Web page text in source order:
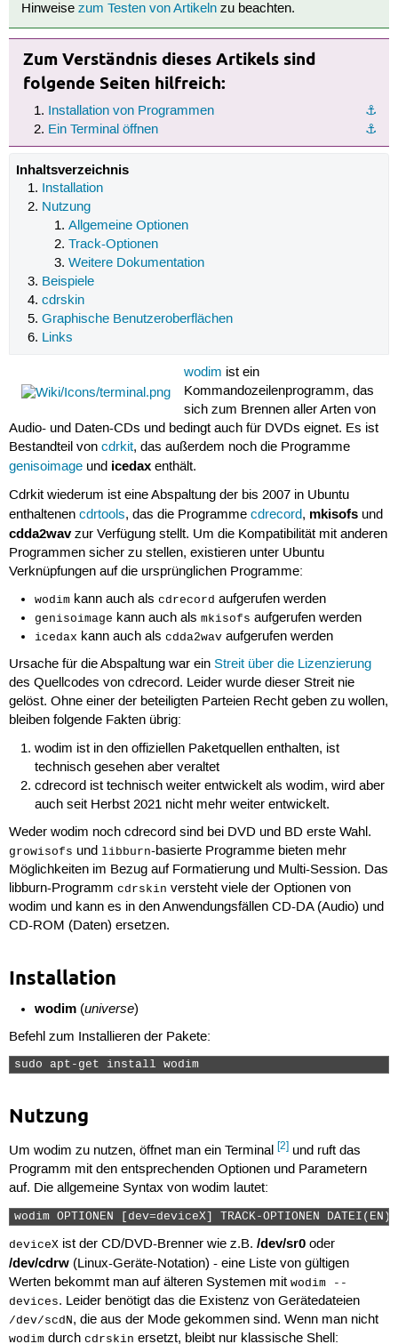
Hinweisezum Testen von Artikeln zu beachten.
Zum Verständnis dieses Artikels sind
folgende Seiten hilfreich:
⚓︎
Installation von Programmen
⚓︎
Ein Terminal öffnen
Inhaltsverzeichnis
Installation
Nutzung
Allgemeine Optionen
Track-Optionen
Weitere Dokumentation
Beispiele
cdrskin
Graphische Benutzeroberflächen
Links
wodim ist ein
Kommandozeilenprogramm, das
sich zum Brennen aller Arten von
Audio- und Daten-CDs und bedingt auch für DVDs eignet. Es ist
Bestandteil von cdrkit, das außerdem noch die Programme
genisoimageund icedaxenthält.
Cdrkit wiederum ist eine Abspaltung der bis 2007 in Ubuntu
enthaltenen cdrtools, das die Programme cdrecord, mkisofsund
cdda2wavzur Verfügung stellt. Um die Kompatibilität mit anderen
Programmen sicher zu stellen, existieren unter Ubuntu
Verknüpfungen auf die ursprünglichen Programme:
wodim kann auch alscdrecord aufgerufen werden
genisoimage kann auch alsmkisofs aufgerufen werden
icedax kann auch alscdda2wav aufgerufen werden
Ursache für die Abspaltung war ein Streit über die Lizenzierung
des Quellcodes von cdrecord. Leider wurde dieser Streit nie
gelöst. Ohne einer der beteiligten Parteien Recht geben zu wollen,
bleiben folgende Fakten übrig:
wodim ist in den offiziellen Paketquellen enthalten, ist
technisch gesehen aber veraltet
cdrecord ist technisch weiter entwickelt als wodim, wird aber
auch seit Herbst 2021 nicht mehr weiter entwickelt.
Weder wodim noch cdrecord sind bei DVD und BD erste Wahl.
growisofs und libburn-basierte Programme bieten mehr
Möglichkeiten im Bezug auf Formatierung und Multi-Session. Das
libburn-Programm cdrskin versteht viele der Optionen von
wodim und kann es in den Anwendungsfällen CD-DA (Audio) und
CD-ROM (Daten) ersetzen.
Installation
wodim (universe)
Befehl zum Installieren der Pakete:
sudo apt-get install wodim
Nutzung
Um wodim zu nutzen, öffnet man ein Terminal [2]und ruft das
Programm mit den entsprechenden Optionen und Parametern
auf. Die allgemeine Syntax von wodim lautet:
wodim OPTIONEN [dev=deviceX] TRACK-OPTIONEN DATEI(EN)
deviceXist der CD/DVD-Brenner wie z.B. /dev/sr0oder
/dev/cdrw(Linux-Geräte-Notation) - eine Liste von gültigen
Werten bekommt man auf älteren Systemen mit wodim --
devices. Leider benötigt das die Existenz von Gerätedateien
/dev/scdN, die aus der Mode gekommen sind. Wenn man nicht
wodimdurch cdrskin ersetzt, bleibt nur klassische Shell: